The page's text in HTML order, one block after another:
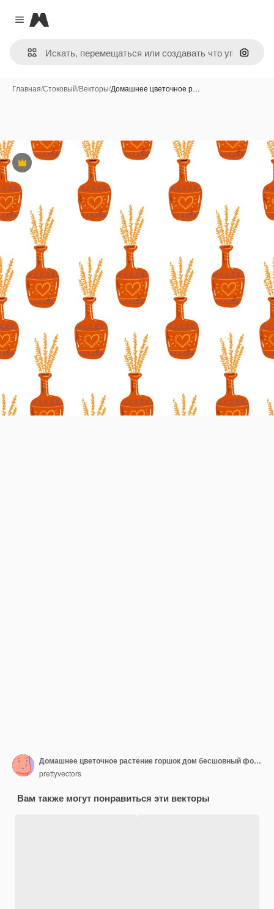
Close menu
Magnific
Поиск
Главная/Стоковый/Векторы/Домашнее цветочное р…
Премиум
Домашнее цветочное растение горшок дом бесшовный фон фон концепция графический дизайн иллюстрация
prettyvectors
Вам также могут понравиться эти векторы